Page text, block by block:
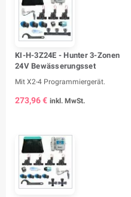
KI-H-3Z24E - Hunter 3-Zonen
24V Bewässerungsset
Mit X2-4 Programmiergerät.
273,96 € inkl. MwSt.